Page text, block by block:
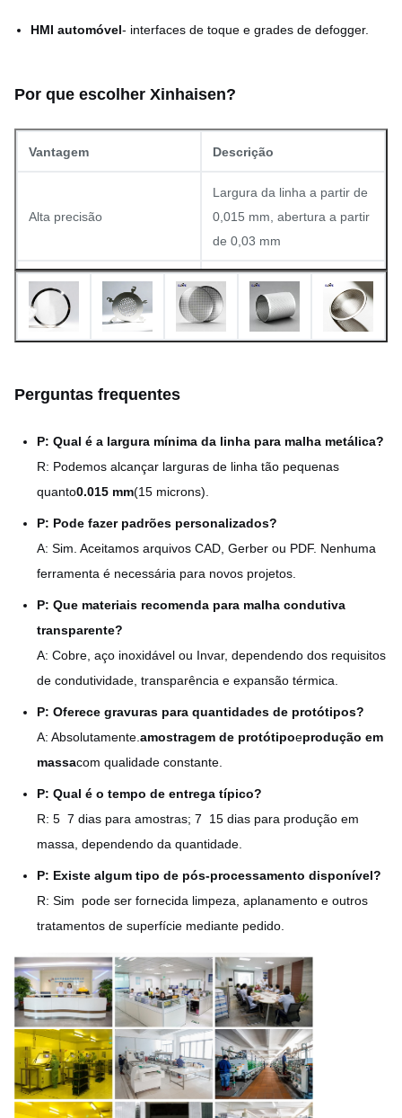
HMI automóvel- interfaces de toque e grades de defogger.
Por que escolher Xinhaisen?
Vantagem Descrição
Alta precisão
Largura da linha a partir de
0,015 mm, abertura a partir
de 0,03 mm
Entrega rápida
Curto tempo de utilização
de ferramentas, capacidade
de produção flexível
volumes
Perito em matéria de
materiais
Fornecimento interno de
Garantia da qualidade
Uniformidade ±0,01 mm,
controlo dimensional
Experiência na indústria
acústica, médica,
automotiva e electrónica de
consumo
Perguntas frequentes
P: Qual é a largura mínima da linha para malha metálica?
R: Podemos alcançar larguras de linha tão pequenas
quanto0.015 mm(15 microns).
P: Pode fazer padrões personalizados?
A: Sim. Aceitamos arquivos CAD, Gerber ou PDF. Nenhuma
ferramenta é necessária para novos projetos.
P: Que materiais recomenda para malha condutiva
transparente?
A: Cobre, aço inoxidável ou Invar, dependendo dos requisitos
de condutividade, transparência e expansão térmica.
P: Oferece gravuras para quantidades de protótipos?
A: Absolutamente.amostragem de protótipoeprodução em
massacom qualidade constante.
P: Qual é o tempo de entrega típico?
R: 5  7 dias para amostras; 7  15 dias para produção em
massa, dependendo da quantidade.
P: Existe algum tipo de pós-processamento disponível?
R: Sim ️ pode ser fornecida limpeza, aplanamento e outros
tratamentos de superfície mediante pedido.